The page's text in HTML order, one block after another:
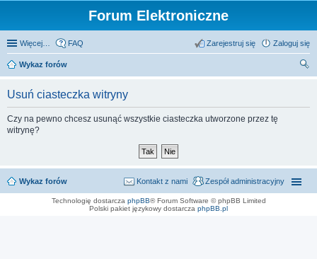
Forum Elektroniczne
Więcej… FAQ Zaloguj się
Zarejestruj się
Wykaz forów
Usuń ciasteczka witryny
Czy na pewno chcesz usunąć wszystkie ciasteczka utworzone przez tę
witrynę?
Wykaz forów Zespół administracyjny
Kontakt z nami
Technologię dostarcza phpBB® Forum Software © phpBB Limited
Polski pakiet językowy dostarcza phpBB.pl